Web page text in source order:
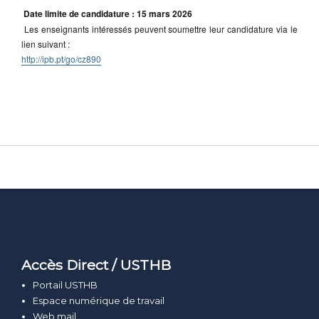
Date limite de candidature : 15 mars 2026
Les enseignants intéressés peuvent soumettre leur candidature via le
lien suivant :
http://ipb.pt/go/cz890
Accès Direct / USTHB
Portail USTHB
Espace numérique de travail
Web mail